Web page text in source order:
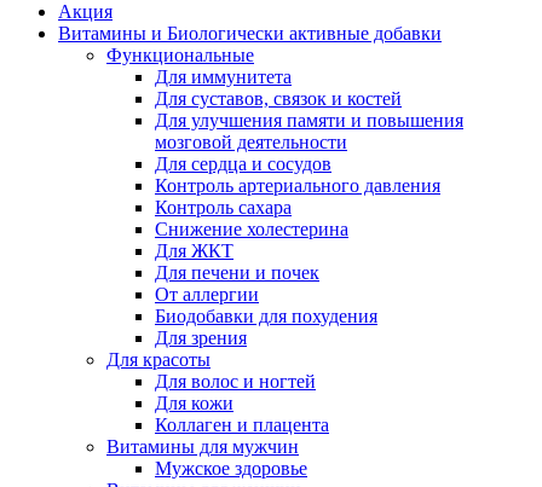
Акция
Витамины и Биологически активные добавки
Функциональные
Для иммунитета
Для суставов, связок и костей
Для улучшения памяти и повышения
мозговой деятельности
Для сердца и сосудов
Контроль артериального давления
Контроль сахара
Снижение холестерина
Для ЖКТ
Для печени и почек
От аллергии
Биодобавки для похудения
Для зрения
Для красоты
Для волос и ногтей
Для кожи
Коллаген и плацента
Витамины для мужчин
Мужское здоровье